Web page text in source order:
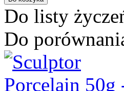
Do listy
Do